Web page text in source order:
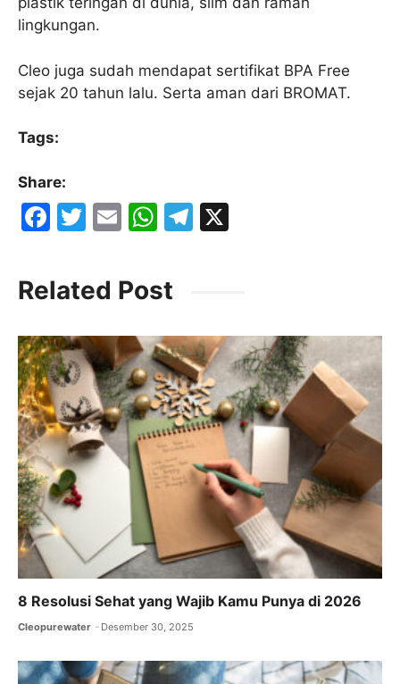
lingkungan.
Cleo juga sudah mendapat sertifikat BPA Free
sejak 20 tahun lalu. Serta aman dari BROMAT.
Tags:
Share:
F
c
e
b
o
o
k
T
itt
er
E
ai
l
W
at
s
A
p
p
T
a
m
Related Post
8 Resolusi Sehat yang Wajib Kamu Punya di 2026
Cleopurewater Desember 30, 2025